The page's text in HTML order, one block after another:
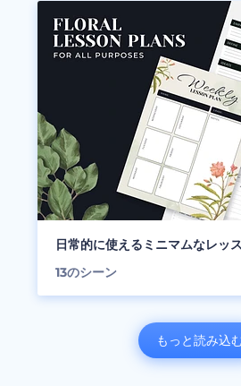
日常的に使えるミニマムなレッ
13のシーン
もっと読み込